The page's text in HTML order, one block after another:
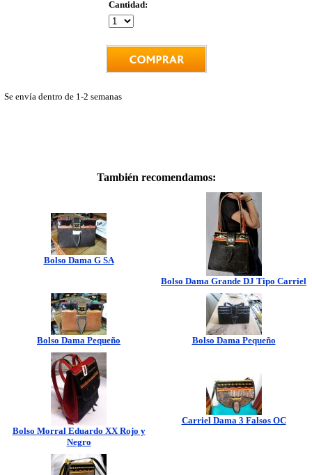
Cantidad:
Se envía dentro de 1-2 semanas
También recomendamos:
Bolso Dama G SA
Bolso Dama Grande DJ Tipo Carriel
Bolso Dama Pequeño Bolso Dama Pequeño
Bolso Morral Eduardo XX Rojo y
Negro
Carriel Dama 3 Falsos OC